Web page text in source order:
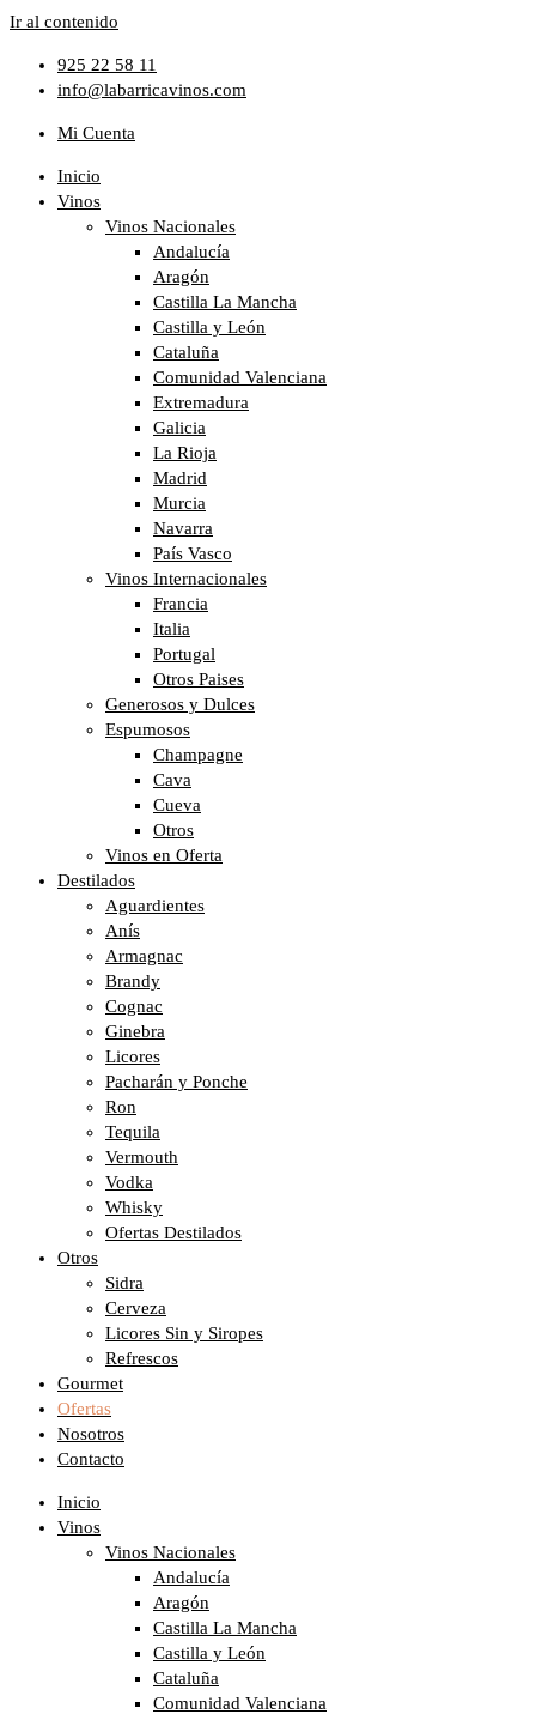
Ir al contenido
925 22 58 11
info@labarricavinos.com
Mi Cuenta
Inicio
Vinos
Vinos Nacionales
Andalucía
Aragón
Castilla La Mancha
Castilla y León
Cataluña
Comunidad Valenciana
Extremadura
Galicia
La Rioja
Madrid
Murcia
Navarra
País Vasco
Vinos Internacionales
Francia
Italia
Portugal
Otros Paises
Generosos y Dulces
Espumosos
Champagne
Cava
Cueva
Otros
Vinos en Oferta
Destilados
Aguardientes
Anís
Armagnac
Brandy
Cognac
Ginebra
Licores
Pacharán y Ponche
Ron
Tequila
Vermouth
Vodka
Whisky
Ofertas Destilados
Otros
Sidra
Cerveza
Licores Sin y Siropes
Refrescos
Gourmet
Ofertas
Nosotros
Contacto
Inicio
Vinos
Vinos Nacionales
Andalucía
Aragón
Castilla La Mancha
Castilla y León
Cataluña
Comunidad Valenciana